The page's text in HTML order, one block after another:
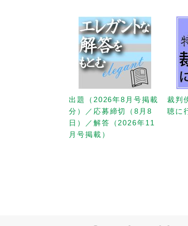
出題（2026年8月号掲載
分）／応募締切（8月8
日）／解答（2026年11
月号掲載）
裁判
聴に